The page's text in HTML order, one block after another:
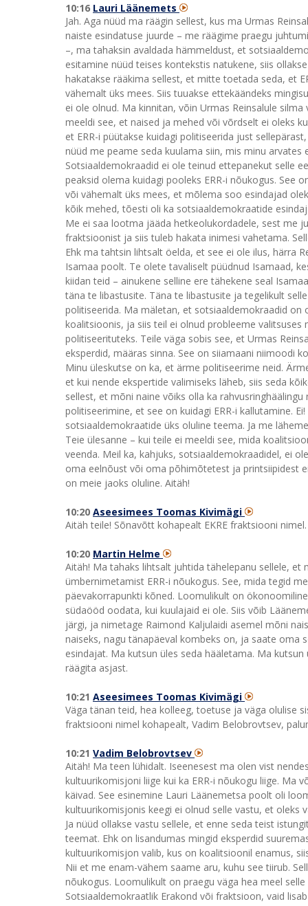
10:16 Lauri Läänemets
Jah. Aga nüüd ma räägin sellest, kus ma Urmas
naiste esindatuse juurde – me räägime praegu
–, ma tahaksin avaldada hämmeldust, et
esitamine nüüd teises kontekstis natukene, siis
hakatakse rääkima sellest, et mitte toetada seda, et
vähemalt üks mees. Siis tuuakse ettekäändeks
ei ole olnud. Ma kinnitan, võin Urmas Reinsalule
meeldi see, et naised ja mehed või võrdselt ei oleks
et ERR-i püütakse kuidagi politiseerida just
nüüd me peame seda kuulama siin, mis minu
Sotsiaaldemokraadid ei ole teinud ettepanekut selle
peaksid olema kuidagi pooleks ERR-i nõukogus. See
või vähemalt üks mees, et mõlema soo esindajad
kõik mehed, tõesti oli ka sotsiaaldemokraatide
Me ei saa lootma jääda hetkeolukordadele, sest me
fraktsioonist ja siis tuleb hakata inimesi vahetama.
Ehk ma tahtsin lihtsalt öelda, et see ei ole ilus, härra
Isamaa poolt. Te olete tavaliselt püüdnud Isamaad,
kiidan teid – ainukene selline ere tähekene seal
täna te libastusite. Täna te libastusite ja tegelikult
politiseerida. Ma mäletan, et sotsiaaldemokraadid
koalitsioonis, ja siis teil ei olnud probleeme
politiseerituteks. Teile väga sobis see, et Urmas
eksperdid, määras sinna. See on siiamaani niimoodi
Minu üleskutse on ka, et ärme politiseerime neid.
et kui nende ekspertide valimiseks läheb, siis seda
sellest, et mõni naine võiks olla ka
politiseerimine, et see on kuidagi ERR-i kallutamine.
sotsiaaldemokraatide üks oluline teema. Ja me
Teie ülesanne – kui teile ei meeldi see, mida
veenda. Meil ka, kahjuks, sotsiaaldemokraadidel, ei
oma eelnõust või oma põhimõtetest ja printsiipidest
on meie jaoks oluline. Aitäh!
10:20 Aseesimees Toomas Kivimägi
Aitäh teile! Sõnavõtt kohapealt EKRE fraktsiooni
10:20 Martin Helme
Aitäh! Ma tahaks lihtsalt juhtida tähelepanu sellele, et
ümbernimetamist ERR-i nõukogus. See, mida tegid
päevakorrapunkti kõned. Loomulikult on
südaööd oodata, kui kuulajaid ei ole. Siis võib
järgi, ja nimetage Raimond Kaljulaidi asemel mõni
naiseks, nagu tänapäeval kombeks on, ja saate oma
esindajat. Ma kutsun üles seda hääletama. Ma
räägita asjast.
10:21 Aseesimees Toomas Kivimägi
Väga tänan teid, hea kolleeg, toetuse ja väga olulise
fraktsiooni nimel kohapealt, Vadim Belobrovtsev,
10:21 Vadim Belobrovtsev
Aitäh! Ma teen lühidalt. Iseenesest ma olen vist
kultuurikomisjoni liige kui ka ERR-i nõukogu liige. Ma
käivad. See esinemine Lauri Läänemetsa poolt oli
kultuurikomisjonis keegi ei olnud selle vastu, et oleks
Ja nüüd ollakse vastu sellele, et enne seda teist
teemat. Ehk on lisandumas mingid eksperdid
kultuurikomisjon valib, kus on koalitsioonil enamus,
Nii et me enam-vähem saame aru, kuhu see tiirub.
nõukogus. Loomulikult on praegu väga hea meel
Sotsiaaldemokraatlik Erakond või fraktsioon, vaid